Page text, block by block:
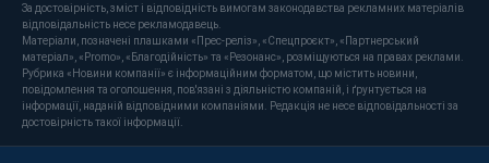
За достовірність, зміст і відповідність вимогам законодавства рекламних матеріалів
відповідальність несе рекламодавець.
Матеріали, позначені плашками «Прес-реліз», «Спецпроєкт», «Партнерський
матеріал», «Promo», «Благодійність» та «Резонанс», розміщуються на правах реклами.
Рубрика «Новини компанії» є інформаційним форматом, що містить новини,
повідомлення та оголошення, пов'язані з діяльністю компаній, і ґрунтується на
інформації, наданій відповідними компаніями. Редакція не несе відповідальності за
достовірність такої інформації.